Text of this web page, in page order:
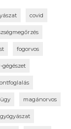
covid
fogorvos
magánorvos